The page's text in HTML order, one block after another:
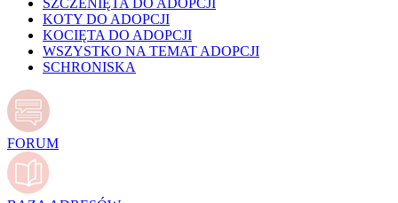
SZCZENIĘTA DO ADOPCJI
KOTY DO ADOPCJI
KOCIĘTA DO ADOPCJI
WSZYSTKO NA TEMAT ADOPCJI
SCHRONISKA
FORUM